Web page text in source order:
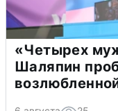
«Четырех
Шаляпин